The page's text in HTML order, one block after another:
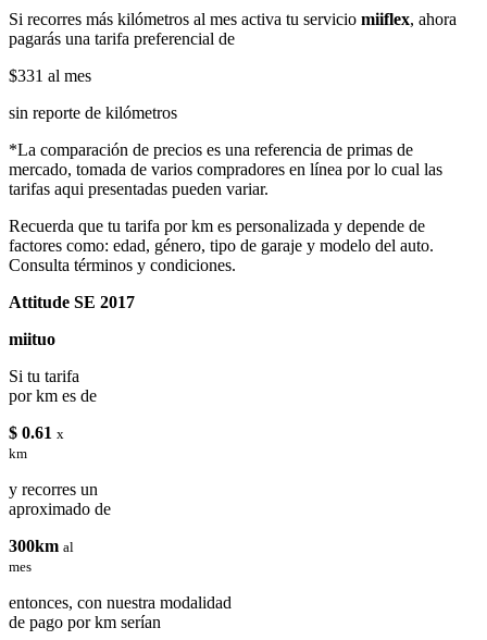
Si recorres más kilómetros al mes activa tu servicio miiflex, ahora
pagarás una tarifa preferencial de
$331 al mes
sin reporte de kilómetros
*La comparación de precios es una referencia de primas de
mercado, tomada de varios compradores en línea por lo cual las
tarifas aqui presentadas pueden variar.
Recuerda que tu tarifa por km es personalizada y depende de
factores como: edad, género, tipo de garaje y modelo del auto.
Consulta términos y condiciones.
Attitude SE 2017
miituo
Si tu tarifa
por km es de
$ 0.61 x
km
y recorres un
aproximado de
300km al
mes
entonces, con nuestra modalidad
de pago por km serían